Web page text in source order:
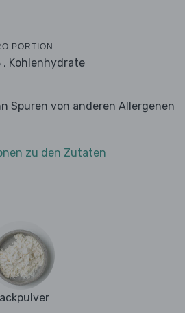
PORTION
, Kohlenhydrate
Spuren von anderen Allergenen
zu den Zutaten